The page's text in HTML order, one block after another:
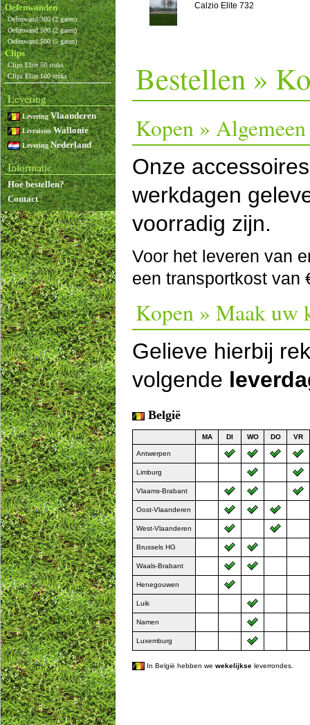
Oefenwanden
Oefenwand 300 (2 gaten)
Oefenwand 500 (2 gaten)
Oefenwand 500 (5 gaten)
Clips
Clips Elite 50 stuks
Clips Elite 100 stuks
Levering
LeveringVlaanderen
LivraisonWallonie
LeveringNederland
Informatie
Hoe bestellen?
Contact
Calzio Elite 732
Bestellen »
Kopen » Algemeen
Onze
werkdagen
voorradig zijn.
Voor het leveren van
een transportkost van
Kopen » Maak uw
Gelieve hierbij
volgende
België
MA DI WO DO VR
Antwerpen
Limburg
Vlaams-Brabant
Oost-Vlaanderen
West-Vlaanderen
Brussels HG
Waals-Brabant
Henegouwen
Luik
Namen
Luxemburg
In België hebben we wekelijkse leverrondes.